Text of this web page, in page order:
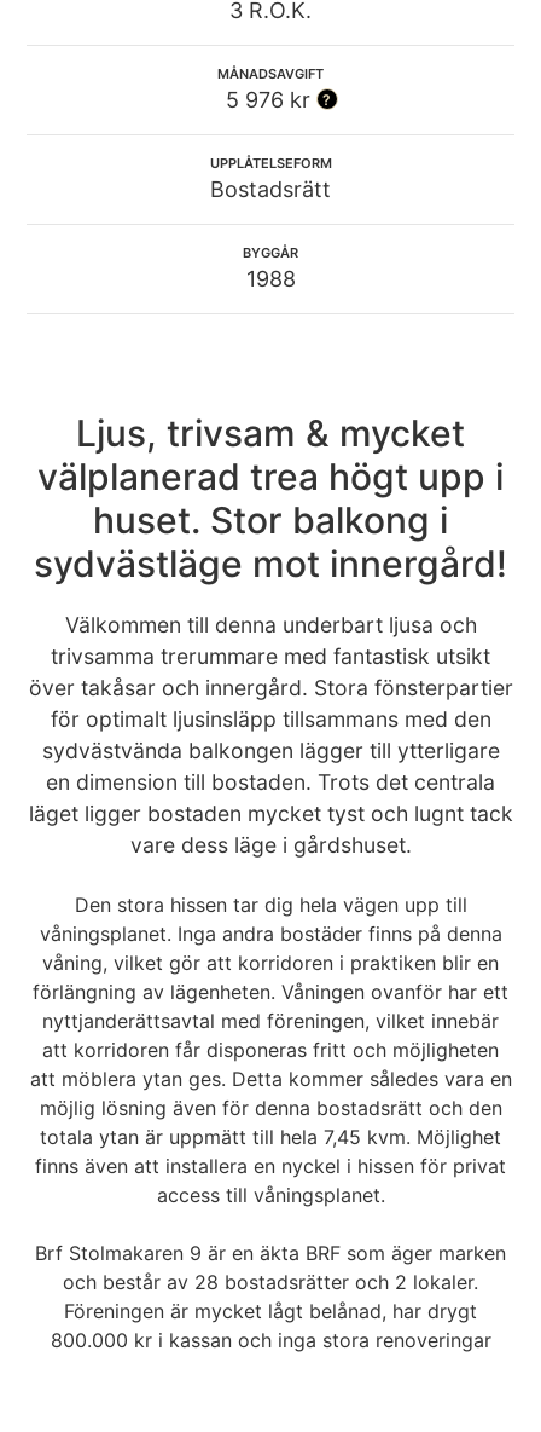
3 R.O.K.
MÅNADSAVGIFT
5 976 kr
UPPLÅTELSEFORM
Bostadsrätt
BYGGÅR
1988
Ljus, trivsam & mycket
välplanerad trea högt upp i
huset. Stor balkong i
sydvästläge mot innergård!
Välkommen till denna underbart ljusa och
trivsamma trerummare med fantastisk utsikt
över takåsar och innergård. Stora fönsterpartier
för optimalt ljusinsläpp tillsammans med den
sydvästvända balkongen lägger till ytterligare
en dimension till bostaden. Trots det centrala
läget ligger bostaden mycket tyst och lugnt tack
vare dess läge i gårdshuset.
Den stora hissen tar dig hela vägen upp till
våningsplanet. Inga andra bostäder finns på denna
våning, vilket gör att korridoren i praktiken blir en
förlängning av lägenheten. Våningen ovanför har ett
nyttjanderättsavtal med föreningen, vilket innebär
att korridoren får disponeras fritt och möjligheten
att möblera ytan ges. Detta kommer således vara en
möjlig lösning även för denna bostadsrätt och den
totala ytan är uppmätt till hela 7,45 kvm. Möjlighet
finns även att installera en nyckel i hissen för privat
access till våningsplanet.
Brf Stolmakaren 9 är en äkta BRF som äger marken
och består av 28 bostadsrätter och 2 lokaler.
Föreningen är mycket lågt belånad, har drygt
800.000 kr i kassan och inga stora renoveringar